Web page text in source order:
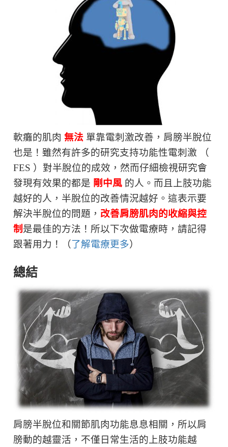
軟癱的肌肉無法 單靠電刺激改善，肩膀半脫位
也是！雖然有許多的研究支持功能性電刺激 （
FES ）對半脫位的成效，然而仔細檢視研究會
發現有效果的都是 剛中風 的人。而且上肢功能
越好的人，半脫位的改善情況越好。這表示要
解決半脫位的問題， 改善肩膀肌肉的收縮與控
制是最佳的方法！所以下次做電療時，請記得
跟著用力！（了解電療更多）
總結
肩膀半脫位和關節肌肉功能息息相關，所以肩
膀動的越靈活，不僅日常生活的上肢功能越